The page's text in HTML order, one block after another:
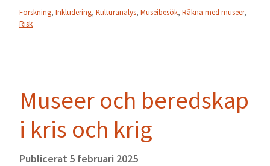
Forskning, Inkludering, Kulturanalys, Museibesök, Räkna med museer,
Risk
Museer och beredskap
i kris och krig
Publicerat 5 februari 2025